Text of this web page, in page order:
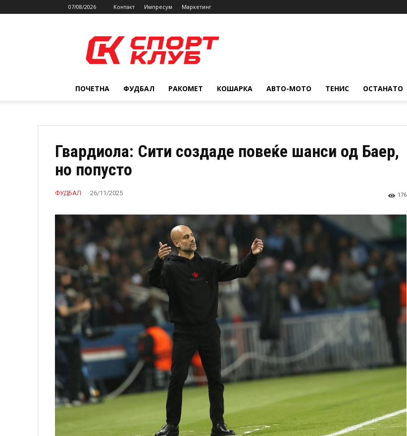
07/08/2026 Контакт Импресум Маркетинг
ПОЧЕТНА ФУДБАЛ РАКОМЕТ КОШАРКА АВТО-МОТО ТЕНИС ОСТАНАТО
Гвардиола: Сити создаде повеќе шанси од Баер,
но попусто
ФУДБАЛ 26/11/2025 176